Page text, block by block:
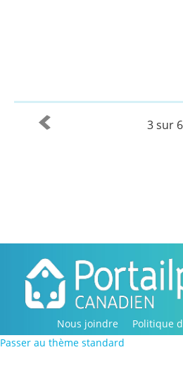
3 sur 6
Nous joindre
Politique
Copyright © 2016-2022, Portail
Passer au thème standard